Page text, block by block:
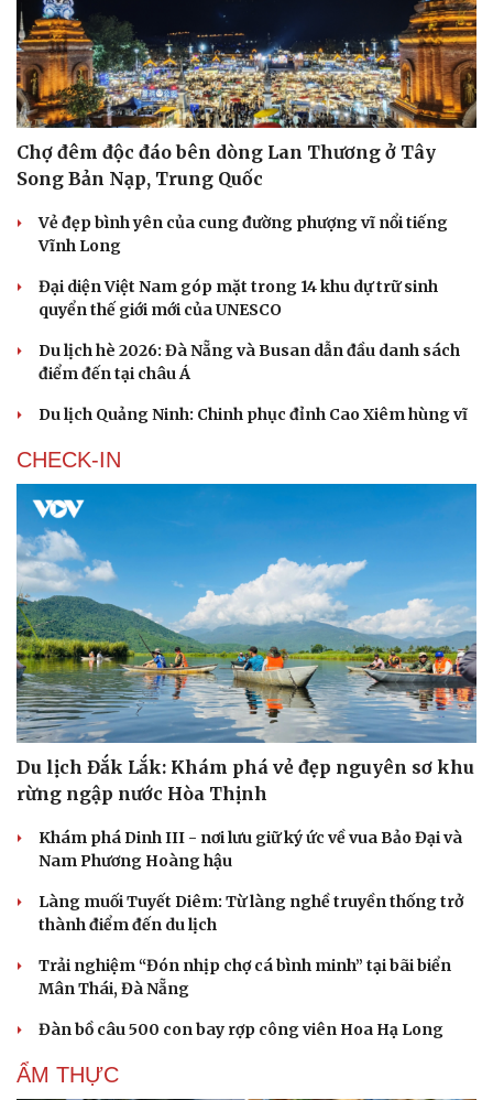
Cải chính
Chợ đêm độc đáo bên dòng Lan Thương ở Tây
Song Bản Nạp, Trung Quốc
Vẻ đẹp bình yên của cung đường phượng vĩ nổi tiếng
Vĩnh Long
Đại diện Việt Nam góp mặt trong 14 khu dự trữ sinh
quyển thế giới mới của UNESCO
Du lịch hè 2026: Đà Nẵng và Busan dẫn đầu danh sách
điểm đến tại châu Á
Du lịch Quảng Ninh: Chinh phục đỉnh Cao Xiêm hùng vĩ
CHECK-IN
Du lịch Đắk Lắk: Khám phá vẻ đẹp nguyên sơ khu
rừng ngập nước Hòa Thịnh
Khám phá Dinh III - nơi lưu giữ ký ức về vua Bảo Đại và
Nam Phương Hoàng hậu
Làng muối Tuyết Diêm: Từ làng nghề truyền thống trở
thành điểm đến du lịch
Trải nghiệm “Đón nhịp chợ cá bình minh” tại bãi biển
Mân Thái, Đà Nẵng
Đàn bồ câu 500 con bay rợp công viên Hoa Hạ Long
ẨM THỰC